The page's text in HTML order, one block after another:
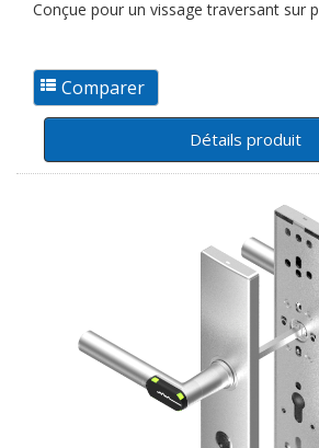
Conçue pour un vissage traversant sur
Détails produit